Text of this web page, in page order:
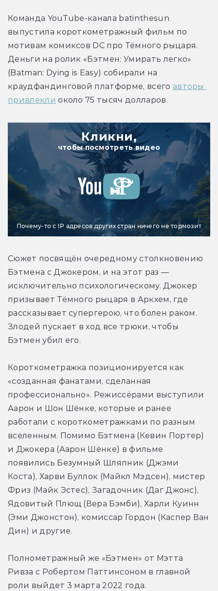
Команда YouTube-канала batinthesun
выпустила короткометражный фильм по
мотивам комиксов DC про Тёмного рыцаря.
Деньги на ролик «Бэтмен: Умирать легко»
(Batman: Dying is Easy) собирали на
краудфандинговой платформе, всего авторы
привлекли около 75 тысяч долларов.
Кликни,
чтобы посмотреть видео
Почему-то с IP адресов других стран ничего не тормозит
Сюжет посвящён очередному столкновению
Бэтмена с Джокером, и на этот раз —
исключительно психологическому. Джокер
призывает Тёмного рыцаря в Аркхем, где
рассказывает супергерою, что болен раком.
Злодей пускает в ход все трюки, чтобы
Бэтмен убил его.
Короткометражка позиционируется как
«созданная фанатами, сделанная
профессионально». Режиссёрами выступили
Аарон и Шон Шёнке, которые и ранее
работали с короткометражками по разным
вселенным. Помимо Бэтмена (Кевин Портер)
и Джокера (Аарон Шёнке) в фильме
появились Безумный Шляпник (Джэми
Коста), Харви Буллок (Майкл Мэдсен), мистер
Фриз (Майк Эстес), Загадочник (Даг Джонс),
Ядовитый Плющ (Вера Бэмби), Харли Куинн
(Эми Джонстон), комиссар Гордон (Каспер Ван
Дин) и другие.
Полнометражный же «Бэтмен» от Мэтта
Ривза с Робертом Паттинсоном в главной
роли выйдет 3 марта 2022 года.